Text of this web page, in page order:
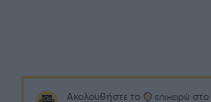
Ακολουθήστε το στο